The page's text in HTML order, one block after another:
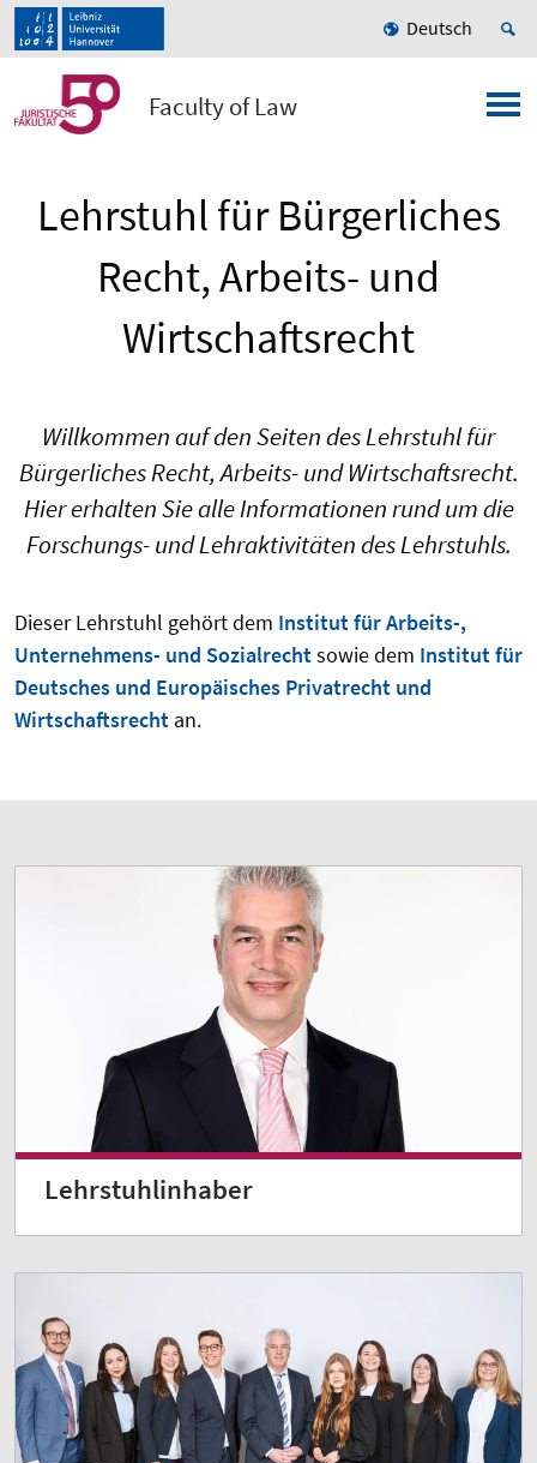
Deutsch
Faculty of Law
Lehrstuhl für Bürgerliches
Recht, Arbeits- und
Wirtschaftsrecht
Willkommen auf den Seiten des Lehrstuhl für
Bürgerliches Recht, Arbeits- und Wirtschaftsrecht.
Hier erhalten Sie alle Informationen rund um die
Forschungs- und Lehraktivitäten des Lehrstuhls.
Dieser Lehrstuhl gehört dem Institut für Arbeits-,
Unternehmens- und Sozialrechtsowie dem Institut für
Deutsches und Europäisches Privatrecht und
Wirtschaftsrecht an.
Lehrstuhlinhaber